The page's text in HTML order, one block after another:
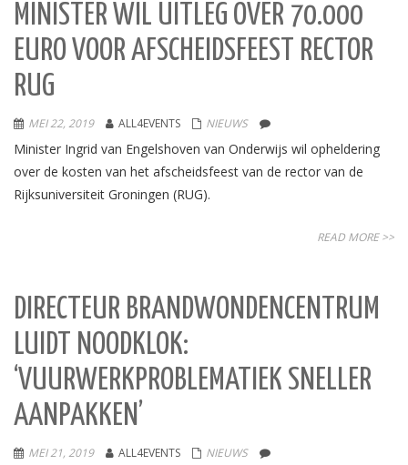
MINISTER WIL UITLEG OVER 70.000
EURO VOOR AFSCHEIDSFEEST RECTOR
RUG
MEI 22, 2019 ALL4EVENTS NIEUWS
Minister Ingrid van Engelshoven van Onderwijs wil opheldering
over de kosten van het afscheidsfeest van de rector van de
Rijksuniversiteit Groningen (RUG).
READ MORE >>
DIRECTEUR BRANDWONDENCENTRUM
LUIDT NOODKLOK:
‘VUURWERKPROBLEMATIEK SNELLER
AANPAKKEN’
MEI 21, 2019 ALL4EVENTS NIEUWS